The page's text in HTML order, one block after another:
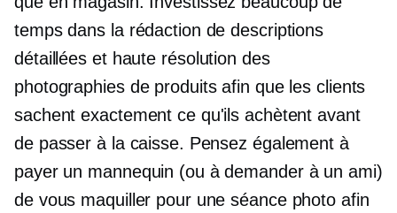
temps dans la rédaction de descriptions
détaillées et haute résolution des
photographies de produits afin que les clients
sachent exactement ce qu'ils achètent avant
de passer à la caisse. Pensez également à
payer un mannequin (ou à demander à un ami)
de vous maquiller pour une séance photo afin